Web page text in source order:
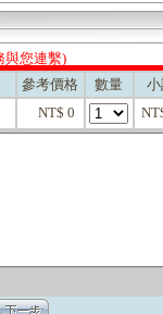
與您連繫)
參考價格 數量
NT$ 0